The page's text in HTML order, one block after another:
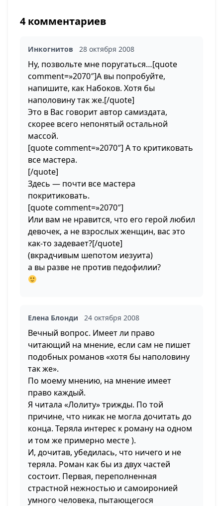
4 комментариев
Инкогнитов 28 октября 2008
Ну, позвольте мне поругаться…[quote
comment=»2070″]А вы попробуйте,
напишите, как Набоков. Хотя бы
наполовину так же.[/quote]
Это в Вас говорит автор самиздата,
скорее всего непонятый остальной
массой.
[quote comment=»2070″] А то критиковать
все мастера.
[/quote]
Здесь — почти все мастера
покритиковать.
[quote comment=»2070″]
Или вам не нравится, что его герой любил
девочек, а не взрослых женщин, вас это
как-то задевает?[/quote]
(вкрадчивым шепотом иезуита)
а вы разве не против педофилии?
Елена Блонди 24 октября 2008
Вечный вопрос. Имеет ли право
читающий на мнение, если сам не пишет
подобных романов «хотя бы наполовину
так же».
По моему мнению, на мнение имеет
право каждый.
Я читала «Лолиту» трижды. По той
причине, что никак не могла дочитать до
конца. Теряла интерес к роману на одном
и том же примерно месте ).
И, дочитав, убедилась, что ничего и не
теряла. Роман как бы из двух частей
состоит. Первая, переполненная
страстной нежностью и самоиронией
умного человека, пытающегося